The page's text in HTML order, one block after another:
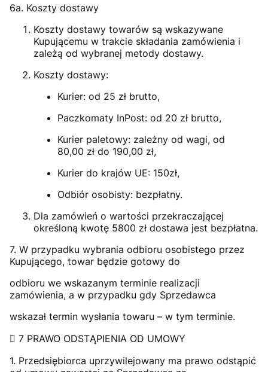
6a. Koszty dostawy
Koszty dostawy towarów są wskazywane
Kupującemu w trakcie składania zamówienia i
zależą od wybranej metody dostawy.
Koszty dostawy:
Kurier: od 25 zł brutto,
Paczkomaty InPost: od 20 zł brutto,
Kurier paletowy: zależny od wagi, od
80,00 zł do 190,00 zł,
Kurier do krajów UE: 150zł,
Odbiór osobisty: bezpłatny.
Dla zamówień o wartości przekraczającej
określoną kwotę 5800 zł dostawa jest bezpłatna.
7. W przypadku wybrania odbioru osobistego przez
Kupującego, towar będzie gotowy do
odbioru we wskazanym terminie realizacji
zamówienia, a w przypadku gdy Sprzedawca
wskazał termin wysłania towaru – w tym terminie.
 7 PRAWO ODSTĄPIENIA OD UMOWY
1. Przedsiębiorca uprzywilejowany ma prawo odstąpić